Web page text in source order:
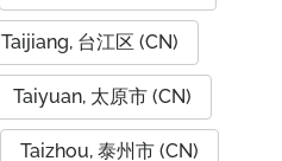
Taijiang, 台江区 (CN)
Taiyuan, 太原市 (CN)
Taizhou, 泰州市 (CN)